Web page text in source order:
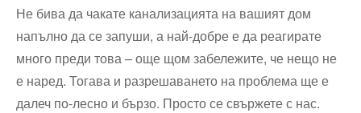
Не бива да чакате канализацията на вашият дом
напълно да се запуши, а най-добре е да реагирате
много преди това – още щом забележите, че нещо не
е наред. Тогава и разрешаването на проблема ще е
далеч по-лесно и бързо. Просто се свържете с нас.